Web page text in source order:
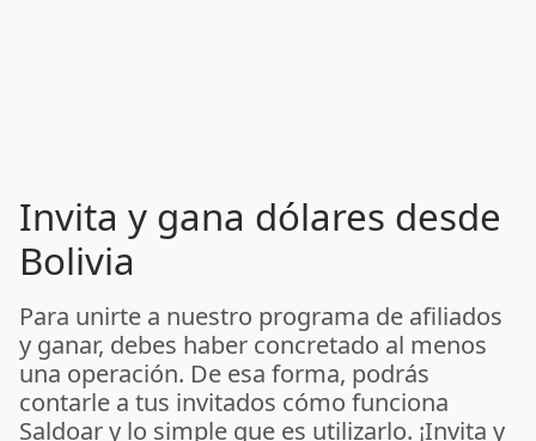
Invita y gana dólares desde
Bolivia
Para unirte a nuestro programa de afiliados
y ganar, debes haber concretado al menos
una operación. De esa forma, podrás
contarle a tus invitados cómo funciona
Saldoar y lo simple que es utilizarlo. ¡Invita y